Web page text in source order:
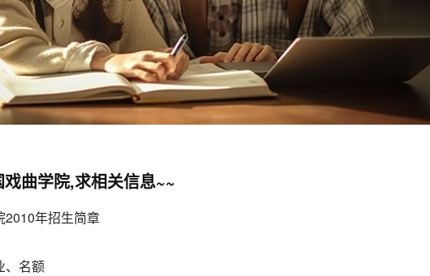
曲学院,求相关信息~~
2010年招生简章
、名额